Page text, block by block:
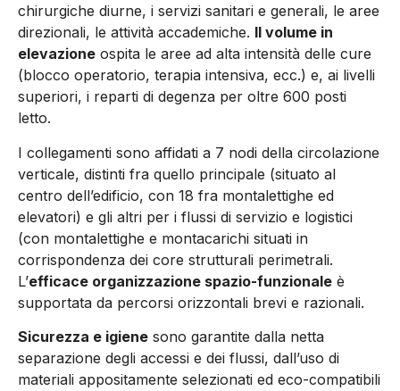
chirurgiche diurne, i servizi sanitari e generali, le aree
direzionali, le attività accademiche. Il volume in
elevazione ospita le aree ad alta intensità delle cure
(blocco operatorio, terapia intensiva, ecc.) e, ai livelli
superiori, i reparti di degenza per oltre 600 posti
letto.
I collegamenti sono affidati a 7 nodi della circolazione
verticale, distinti fra quello principale (situato al
centro dell’edificio, con 18 fra montalettighe ed
elevatori) e gli altri per i flussi di servizio e logistici
(con montalettighe e montacarichi situati in
corrispondenza dei core strutturali perimetrali.
L’efficace organizzazione spazio-funzionale è
supportata da percorsi orizzontali brevi e razionali.
Sicurezza e igiene sono garantite dalla netta
separazione degli accessi e dei flussi, dall’uso di
materiali appositamente selezionati ed eco-compatibili